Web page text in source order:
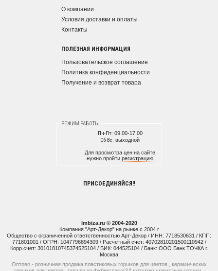
О компании
Условия доставки и оплаты
Контакты
ПОЛЕЗНАЯ ИНФОРМАЦИЯ
Пользовательское соглашение
Политика конфиденциальности
Получение и возврат товара
РЕЖИМ РАБОТЫ
Пн-Пт: 09.00-17.00
Сб-Вс: выходной
Для просмотра цен на сайте
нужно пройти регистрацию
ПРИСОЕДИНЯЙСЯ!!
Imbiza.ru © 2004-2020
Компания "Арт-Декор" на рынке с 2004 г
Общество с ограниченной ответственностью Арт-Декор / ИНН: 7718530631 / КПП:
771801001 / ОГРН: 1047796894309 / Расчетный счет: 40702810201500110942 /
Корр.счет: 30101810745374525104 / БИК: 044525104 / Банк: ООО Банк ТОЧКА г.
Москва
Оптово - розничная продажа пластиковых горшков для цветов , керамических